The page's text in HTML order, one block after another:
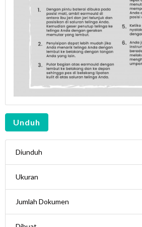
Unduh
Diunduh
Ukuran
Jumlah Dokumen